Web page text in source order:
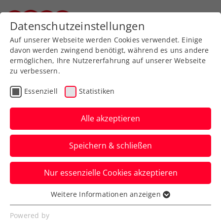
Aktuelle News
News filtern
Datenschutzeinstellungen
Auf unserer Webseite werden Cookies verwendet. Einige
davon werden zwingend benötigt, während es uns andere
ermöglichen, Ihre Nutzererfahrung auf unserer Webseite
zu verbessern.
Essenziell Statistiken
Alle akzeptieren
Speichern & schließen
Nur essenzielle Cookies akzeptieren
Essenziell
Essenzielle Cookies werden für grundlegende
Weitere Informationen anzeigen
Powered by